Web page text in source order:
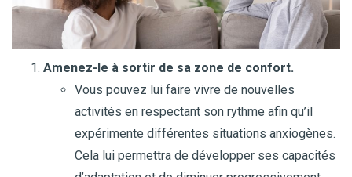
Amenez-le à sortir de sa zone de confort.
Vous pouvez lui faire vivre de nouvelles
activités en respectant son rythme afin qu’il
expérimente différentes situations anxiogènes.
Cela lui permettra de développer ses capacités